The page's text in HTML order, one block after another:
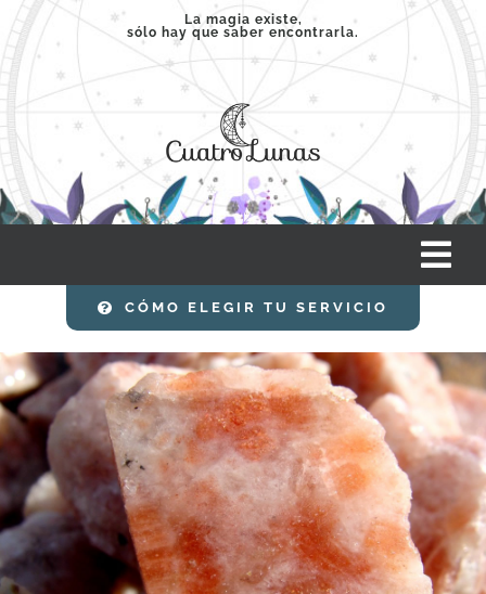
Saltar
contenido
La magia existe,
sólo hay que saber encontrarla.
INICIO
SERVICIOS
CLASES
DESCARGAS
CÓMO ELEGIR TU SERVICIO